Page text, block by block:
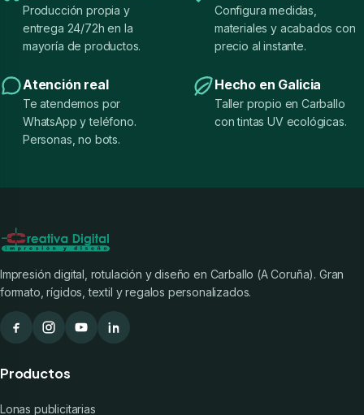
Producción propia y
entrega 24/72h en la
mayoría de productos.
Configura medidas,
materiales y acabados con
precio al instante.
Atención real
Te atendemos por
WhatsApp y teléfono.
Personas, no bots.
Hecho en Galicia
Taller propio en Carballo
con tintas UV ecológicas.
Impresión digital, rotulación y diseño en Carballo (A Coruña). Gran
formato, rígidos, textil y regalos personalizados.
Productos
Lonas publicitarias